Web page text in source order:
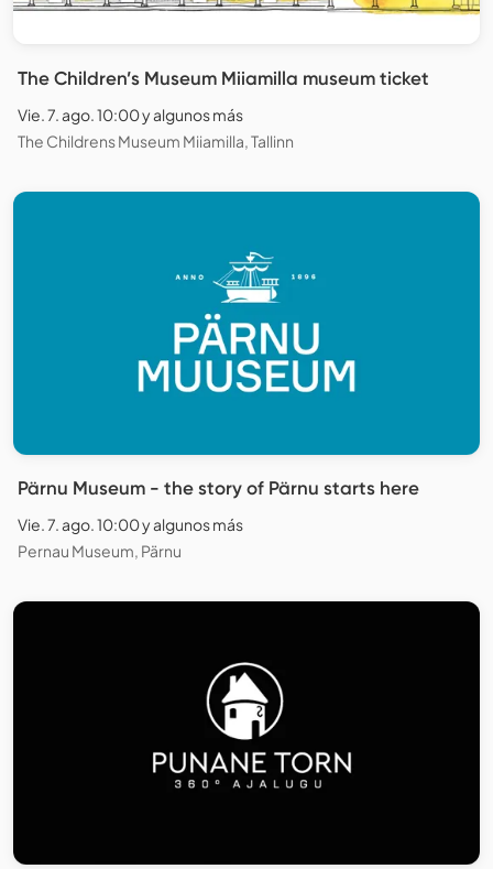
The Children’s Museum Miiamilla museum ticket
Vie. 7. ago. 10:00 y algunos más
The Childrens Museum Miiamilla, Tallinn
Pärnu Museum - the story of Pärnu starts here
Vie. 7. ago. 10:00 y algunos más
Pernau Museum, Pärnu